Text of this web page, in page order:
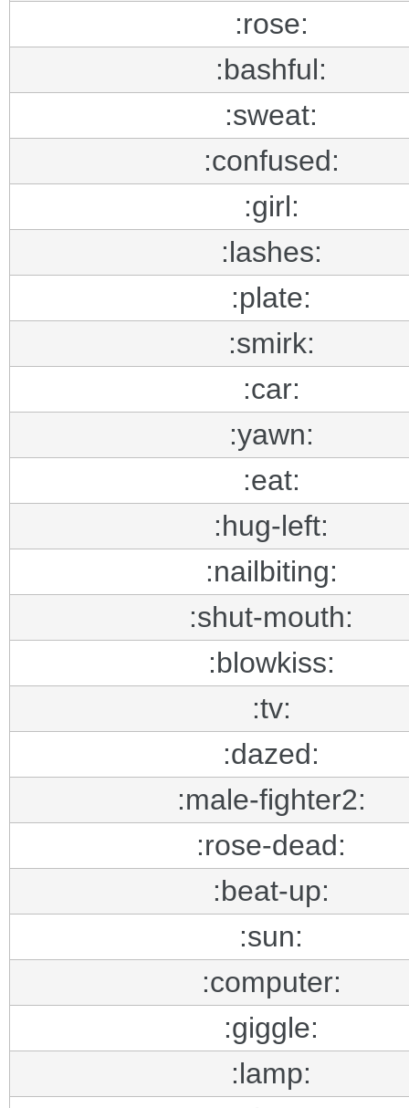
:rose:
:bashful:
:sweat:
:confused:
:girl:
:lashes:
:plate:
:smirk:
:car:
:yawn:
:eat:
:hug-left:
:nailbiting:
:shut-mouth:
:blowkiss:
:tv:
:dazed:
:male-fighter2:
:rose-dead:
:beat-up:
:sun:
:computer:
:giggle:
:lamp: